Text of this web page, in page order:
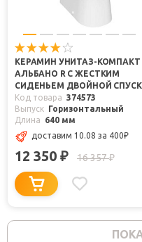
КЕРАМИН УНИТАЗ-КОМПАКТ
АЛЬБАНО R С ЖЕСТКИМ
СИДЕНЬЕМ ДВОЙНОЙ СПУСК
Код товара 374573
Выпуск Горизонтальный
Длина
640 мм
доставим 10.08 за 400₽
12 350 ₽ 16 357₽